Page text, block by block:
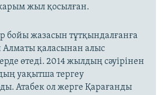
жыл қосылған.
бойы жазасын тұтқындалғанға
Алматы қаласынан алыс
өтеді. 2014 жылдың сәуірінен
уақытша тергеу
Атабек ол жерге Қарағанды